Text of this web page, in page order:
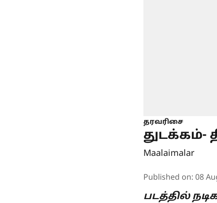
தரவரிசை
துடக்கம்-
Maalaimalar
Published on: 08
படத்தில்